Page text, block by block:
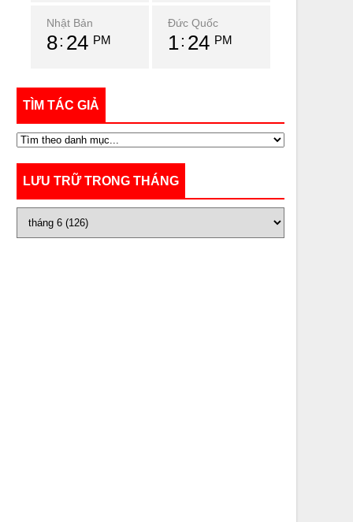
Nhật Bản
8 24 PM
Đức Quốc
1 24 PM
TÌM TÁC GIẢ
LƯU TRỮ TRONG THÁNG